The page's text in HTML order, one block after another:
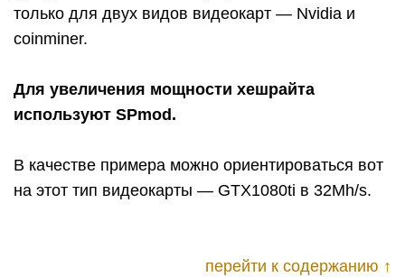
только для двух видов видеокарт — Nvidia и
coinminer.
Для увеличения мощности хешрайта
используют SPmod.
В качестве примера можно ориентироваться вот
на этот тип видеокарты — GTX1080ti в 32Mh/s.
перейти к содержанию ↑